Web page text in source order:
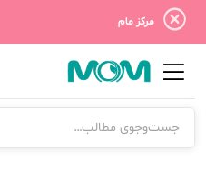
مرکز مام